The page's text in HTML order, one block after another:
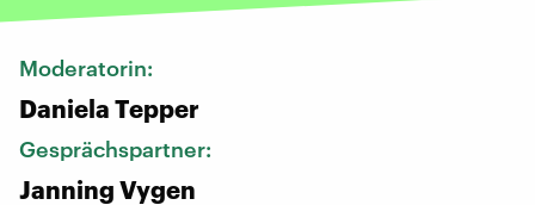
Moderatorin:
Daniela Tepper
Gesprächspartner:
Janning Vygen